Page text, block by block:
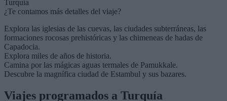
Turquía
¿Te contamos más detalles del viaje?
Explora las iglesias de las cuevas, las ciudades subterráneas, las
formaciones rocosas prehistóricas y las chimeneas de hadas de
Capadocia.
Explora miles de años de historia.
Camina por las mágicas aguas termales de Pamukkale.
Descubre la magnífica ciudad de Estambul y sus bazares.
Viajes programados a Turquía